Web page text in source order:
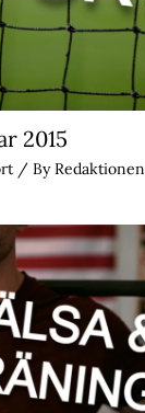
2015
/ ByRedaktionen